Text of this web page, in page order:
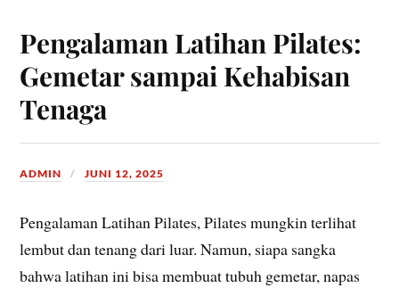
Pengalaman Latihan Pilates:
Gemetar sampai Kehabisan
Tenaga
ADMIN JUNI 12, 2025
Pengalaman Latihan Pilates, Pilates mungkin terlihat
lembut dan tenang dari luar. Namun, siapa sangka
bahwa latihan ini bisa membuat tubuh gemetar, napas